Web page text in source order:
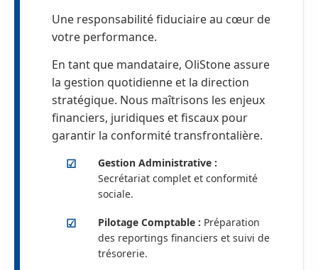
Une responsabilité fiduciaire au cœur de
votre performance.
En tant que mandataire, OliStone assure
la gestion quotidienne et la direction
stratégique. Nous maîtrisons les enjeux
financiers, juridiques et fiscaux pour
garantir la conformité transfrontalière.
Gestion Administrative :
Secrétariat complet et conformité
sociale.
Pilotage Comptable : Préparation
des reportings financiers et suivi de
trésorerie.